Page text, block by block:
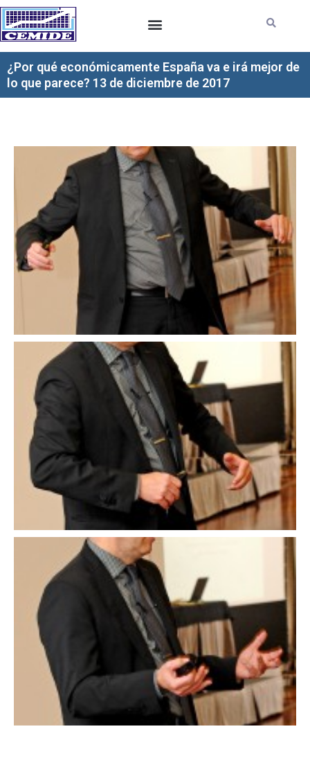
Ir
al
contenido
¿Por qué económicamente España va e irá mejor de
lo que parece? 13 de diciembre de 2017